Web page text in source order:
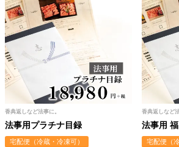
FACEBOOK
香典返しなど法事に。
法事用プラチナ目録
宅配便（冷蔵・冷凍可）
香典返しなど
法事用
宅配便（